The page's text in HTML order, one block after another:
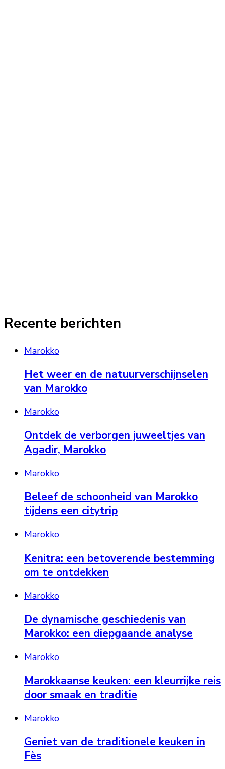
Recente berichten
Marokko
Het weer en de natuurverschijnselen
van Marokko
Marokko
Ontdek de verborgen juweeltjes van
Agadir, Marokko
Marokko
Beleef de schoonheid van Marokko
tijdens een citytrip
Marokko
Kenitra: een betoverende bestemming
om te ontdekken
Marokko
De dynamische geschiedenis van
Marokko: een diepgaande analyse
Marokko
Marokkaanse keuken: een kleurrijke reis
door smaak en traditie
Marokko
Geniet van de traditionele keuken in
Fès